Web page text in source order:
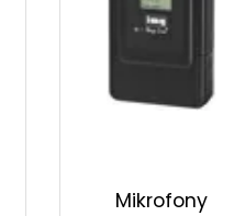
Mikrofony